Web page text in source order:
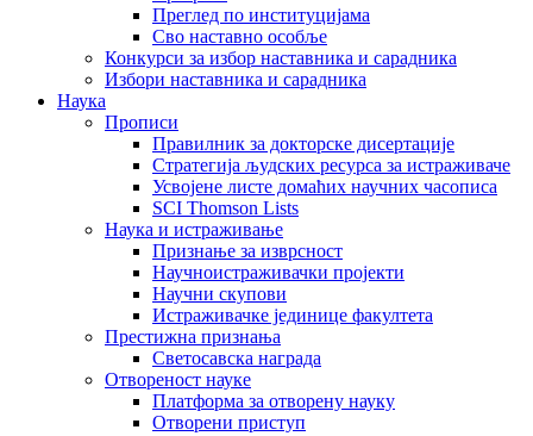
Преглед по институцијама
Сво наставно особље
Конкурси за избор наставника и сарадника
Избори наставника и сарадника
Наука
Прописи
Правилник за докторске дисертације
Стратегија људских ресурса за истраживаче
Усвојене листе домаћих научних часописа
SCI Thomson Lists
Наука и истраживање
Признање за изврсност
Научноистраживачки пројекти
Научни скупови
Истраживачке јединице факултета
Престижна признања
Светосавска награда
Отвореност науке
Платформа за отворену науку
Отворени приступ